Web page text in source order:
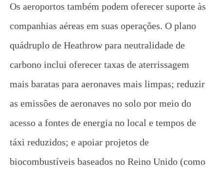
Os aeroportos também podem oferecer suporte às
companhias aéreas em suas operações. O plano
quádruplo de Heathrow para neutralidade de
carbono inclui oferecer taxas de aterrissagem
mais baratas para aeronaves mais limpas; reduzir
as emissões de aeronaves no solo por meio do
acesso a fontes de energia no local e tempos de
táxi reduzidos; e apoiar projetos de
biocombustíveis baseados no Reino Unido (como